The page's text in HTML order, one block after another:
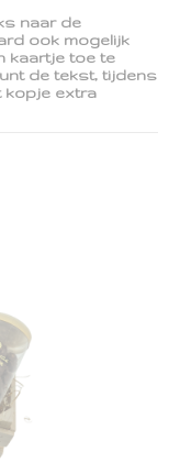
naar de
ook mogelijk
kaartje toe te
de tekst, tijdens
kopje extra